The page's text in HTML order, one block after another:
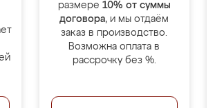
размере 10% от суммы
договора, и мы отдаём
заказ в производство.
Возможна оплата в
рассрочку без %.